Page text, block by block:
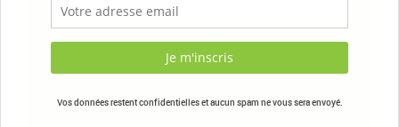
Vos données restent confidentielles et aucun spam ne vous sera envoyé.